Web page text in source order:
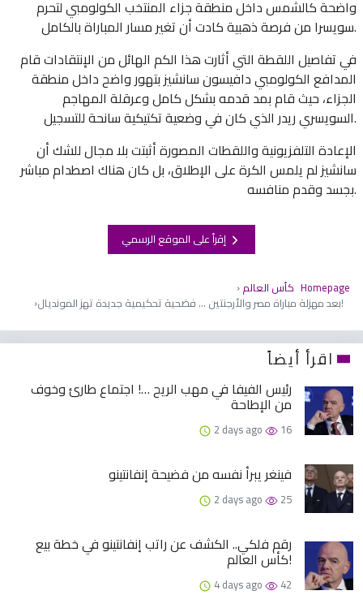
واضحة كالشمس داخل منطقة جزاء المنتخب الكولومبي لتحرم
سويسرا من فرصة ذهبية كادت أن تغير مسار المباراة بالكامل.
في تفاصيل اللقطة التي أثارت هذا الكم الهائل من الإنتقادات قام
المدافع الكولومبي دافيسون سانشيز بتهور واضح داخل منطقة
الجزاء، حيث قام بمد قدمه بشكل كامل وعرقلة المهاجم
السويسري ريدر الذي كان في وضعية تكتيكية سانحة للتسجيل.
الإعادة التلفزيونية واللقطات المصورة أثبتت بلا مجال للشك أن
سانشيز لم يلمس الكرة على الإطلاق، بل كان هناك اصطدام مباشر
بجسد وقدم منافسه.
Homepage كأس ​​العالم
بعد مهزلة مباراة مصر والأرجنتين … فضحية تحكيمية جديدة تهز المونديال!
اقرأ أيضاً
رئيس الفيفا في مهب الريح …! اجتماع طارئ وخوف
من الإطاحة
2 days ago 16
فينغر يبرأ نفسه من فضيحة إنفانتينو
2 days ago 25
رقم فلكي.. الكشف عن راتب إنفانتينو في خطة بيع
كأس العالم!
4 days ago 42